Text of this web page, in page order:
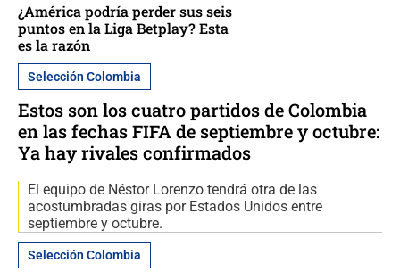
¿América podría perder sus seis
puntos en la Liga Betplay? Esta
es la razón
Selección Colombia
Estos son los cuatro partidos de Colombia
en las fechas FIFA de septiembre y octubre:
Ya hay rivales confirmados
El equipo de Néstor Lorenzo tendrá otra de las
acostumbradas giras por Estados Unidos entre
septiembre y octubre.
Selección Colombia